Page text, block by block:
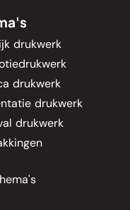
drukwerk
drukwerk
drukwerk
drukwerk